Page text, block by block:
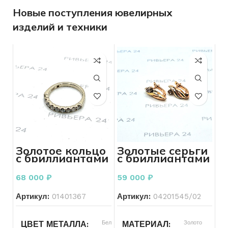
Новые поступления ювелирных
изделий и техники
Золотое кольцо
с бриллиантами
585 пробы 2.82
грамма р.17
68 000 ₽
Артикул: 01401367
ЦВЕТ МЕТАЛЛА Белый
Золотые серьги
с бриллиантами
2 Бр-Кр57-0,20
585 проба 3.93
грамм
59 000 ₽
Артикул: 04201545/02
МАТЕРИАЛ Золото